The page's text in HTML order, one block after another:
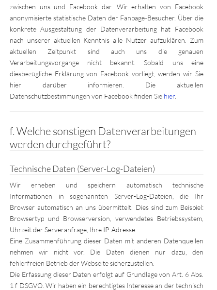
zwischen uns und Facebook dar. Wir erhalten von Facebook
anonymisierte statistische Daten der Fanpage-Besucher. Über die
konkrete Ausgestaltung der Datenverarbeitung hat Facebook
nach unserer aktuellen Kenntnis alle Nutzer aufzuklären. Zum
aktuellen Zeitpunkt sind auch uns die genauen
Verarbeitungsvorgänge nicht bekannt. Sobald uns eine
diesbezügliche Erklärung von Facebook vorliegt, werden wir Sie
hier darüber informieren. Die aktuellen
Datenschutzbestimmungen von Facebook finden Sie hier
f. Welche sonstigen Datenverarbeitungen
werden durchgeführt?
Technische Daten (Server-Log-Dateien)
Wir erheben und speichern automatisch technische
Informationen in sogenannten Server-Log-Dateien, die Ihr
Browser automatisch an uns übermittelt. Dies sind zum Beispiel:
Browsertyp und Browserversion, verwendetes Betriebssystem,
Uhrzeit der Serveranfrage, Ihre IP-Adresse.
Eine Zusammenführung dieser Daten mit anderen Datenquellen
nehmen wir nicht vor. Die Daten dienen nur dazu, den
fehlerfreien Betrieb der Webseite sicherzustellen.
Die Erfassung dieser Daten erfolgt auf Grundlage von Art. 6 Abs.
1 f DSGVO. Wir haben ein berechtigtes Interesse an der technisch